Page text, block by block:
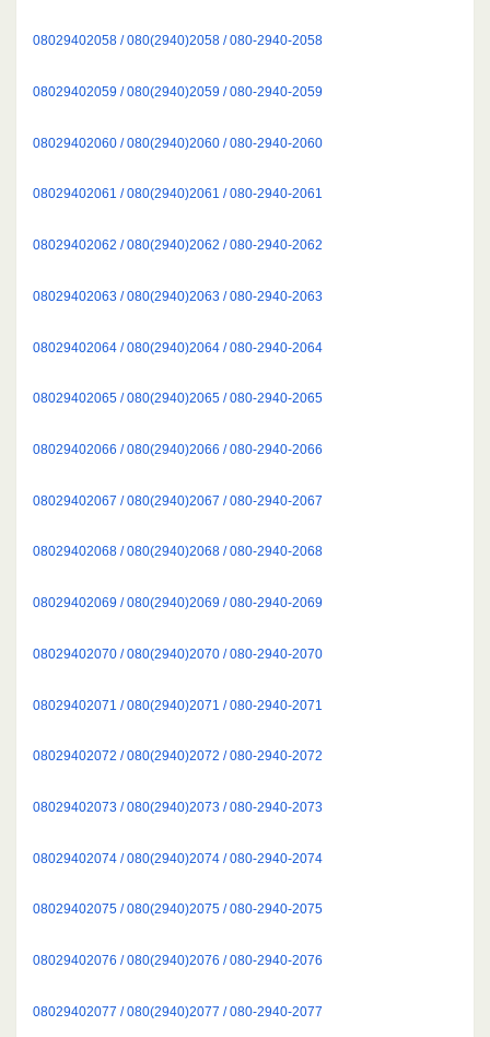
08029402058 / 080(2940)2058 / 080-2940-2058
08029402059 / 080(2940)2059 / 080-2940-2059
08029402060 / 080(2940)2060 / 080-2940-2060
08029402061 / 080(2940)2061 / 080-2940-2061
08029402062 / 080(2940)2062 / 080-2940-2062
08029402063 / 080(2940)2063 / 080-2940-2063
08029402064 / 080(2940)2064 / 080-2940-2064
08029402065 / 080(2940)2065 / 080-2940-2065
08029402066 / 080(2940)2066 / 080-2940-2066
08029402067 / 080(2940)2067 / 080-2940-2067
08029402068 / 080(2940)2068 / 080-2940-2068
08029402069 / 080(2940)2069 / 080-2940-2069
08029402070 / 080(2940)2070 / 080-2940-2070
08029402071 / 080(2940)2071 / 080-2940-2071
08029402072 / 080(2940)2072 / 080-2940-2072
08029402073 / 080(2940)2073 / 080-2940-2073
08029402074 / 080(2940)2074 / 080-2940-2074
08029402075 / 080(2940)2075 / 080-2940-2075
08029402076 / 080(2940)2076 / 080-2940-2076
08029402077 / 080(2940)2077 / 080-2940-2077